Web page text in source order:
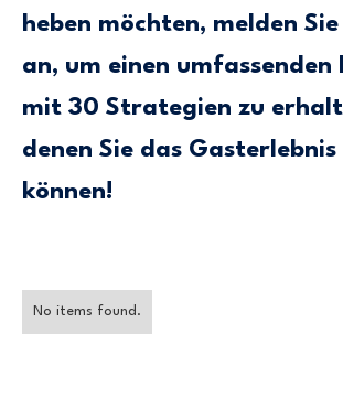
heben möchten, melden
an, um einen
mit 30 Strategien zu
denen Sie das Gasterlebnis
können!
No items found.